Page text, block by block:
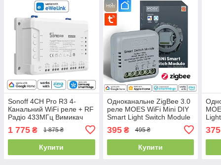
Sonoff 4CH Pro R3 4-
Канальний WiFi реле + RF
Радіо 433МГц Вимикач
eWeLink (4CHPRO)
1 775 ₴ 1 875 ₴
Купити
Одноканальне ZigBee 3.0
реле MOES WiFi Mini DIY
Smart Light Switch Module
395₴ 495 ₴
Купити
375